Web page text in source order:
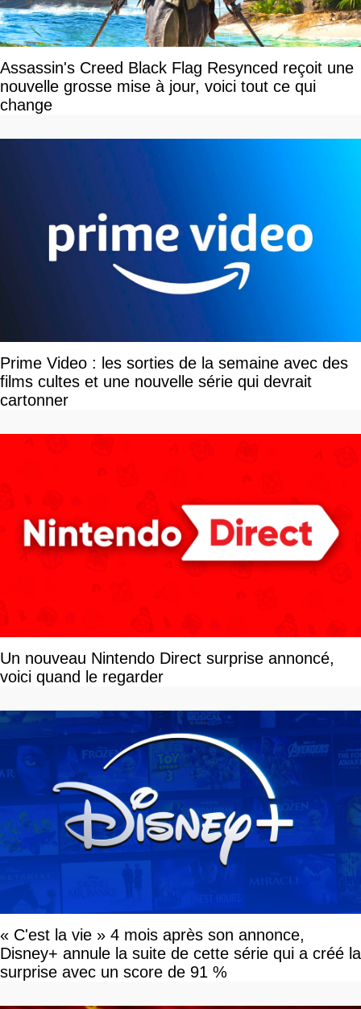
Assassin's Creed Black Flag Resynced reçoit une
nouvelle grosse mise à jour, voici tout ce qui
change
Prime Video : les sorties de la semaine avec des
films cultes et une nouvelle série qui devrait
cartonner
Un nouveau Nintendo Direct surprise annoncé,
voici quand le regarder
« C'est la vie » 4 mois après son annonce,
Disney+ annule la suite de cette série qui a créé la
surprise avec un score de 91 %